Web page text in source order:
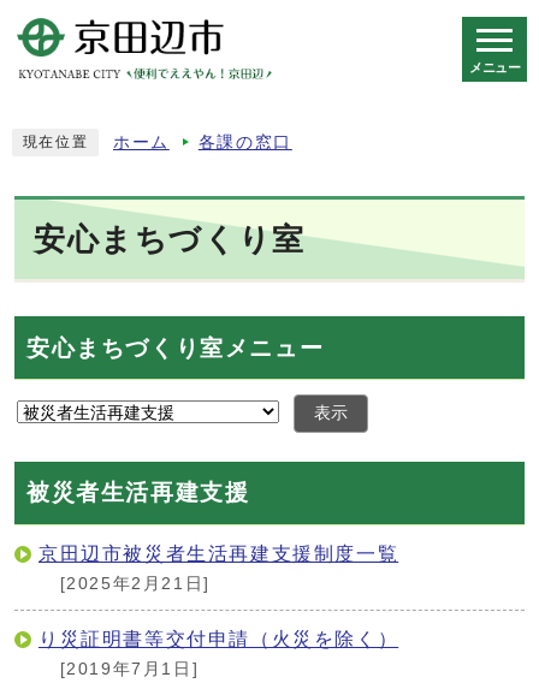
メニュー
現在位置 ホーム 各課の窓口
安心まちづくり室
安心まちづくり室メニュー
表示
被災者生活再建支援
京田辺市被災者生活再建支援制度一覧
[2025年2月21日]
り災証明書等交付申請（火災を除く）
[2019年7月1日]